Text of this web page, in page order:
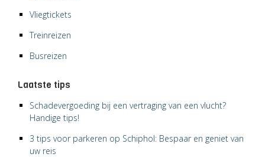
Vliegtickets
Treinreizen
Busreizen
Laatste tips
Schadevergoeding bij een vertraging van een vlucht?
Handige tips!
3 tips voor parkeren op Schiphol: Bespaar en geniet van
uw reis